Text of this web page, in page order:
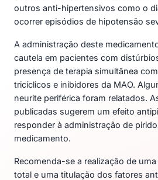
outros anti-hipertensivos como o
ocorrer episódios de hipotensão
A administração deste
cautela em pacientes com
presença de terapia simultânea
tricíclicos e inibidores da MAO.
neurite periférica foram relatados.
publicadas sugerem um efeito
responder à administração de
medicamento.
Recomenda-se a realização de
total e uma titulação dos fatores